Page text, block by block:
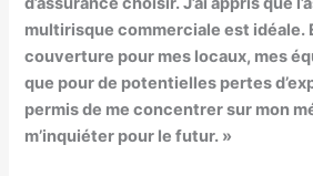
multirisque commerciale est idéale.
couverture pour mes locaux, mes
que pour de potentielles pertes
permis de me concentrer sur mon
m’inquiéter pour le futur. »